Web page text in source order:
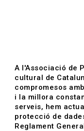
Vols estar al
HOME / BLOG
A l'Associació de
cultural de
compromesos
i la millora
serveis, hem
protecció de
Reglament